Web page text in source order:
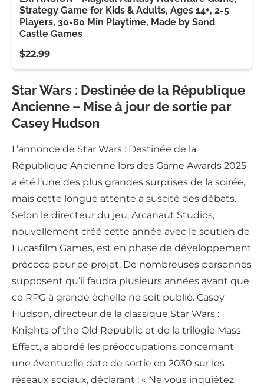
Strategy Game for Kids & Adults, Ages 14+, 2-5
Players, 30-60 Min Playtime, Made by Sand
Castle Games
$22.99
Star Wars : Destinée de la République
Ancienne – Mise à jour de sortie par
Casey Hudson
L’annonce de Star Wars : Destinée de la
République Ancienne lors des Game Awards 2025
a été l’une des plus grandes surprises de la soirée,
mais cette longue attente a suscité des débats.
Selon le directeur du jeu, Arcanaut Studios,
nouvellement créé cette année avec le soutien de
Lucasfilm Games, est en phase de développement
précoce pour ce projet. De nombreuses personnes
supposent qu’il faudra plusieurs années avant que
ce RPG à grande échelle ne soit publié. Casey
Hudson, directeur de la classique Star Wars :
Knights of the Old Republic et de la trilogie Mass
Effect, a abordé les préoccupations concernant
une éventuelle date de sortie en 2030 sur les
réseaux sociaux, déclarant : « Ne vous inquiétez